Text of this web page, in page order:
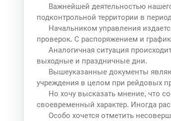
Важнейшей деятельностью
подконтрольной территории в
Начальником управления
проверок. С распоряжением и
Аналогичная ситуация
выходные и праздничные дни.
Вышеуказанные документы
учреждения в целом при рейдовых
Но хочу высказать мнение, что
своевременный характер. Иногда
Особо хочется отметить